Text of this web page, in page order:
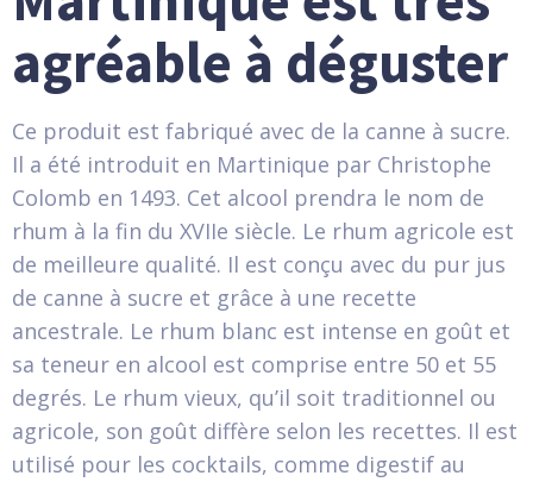
agréable à déguster
Ce produit est fabriqué avec de la canne à sucre.
Il a été introduit en Martinique par Christophe
Colomb en 1493. Cet alcool prendra le nom de
rhum à la fin du XVIIe siècle. Le rhum agricole est
de meilleure qualité. Il est conçu avec du pur jus
de canne à sucre et grâce à une recette
ancestrale. Le rhum blanc est intense en goût et
sa teneur en alcool est comprise entre 50 et 55
degrés. Le rhum vieux, qu’il soit traditionnel ou
agricole, son goût diffère selon les recettes. Il est
utilisé pour les cocktails, comme digestif au